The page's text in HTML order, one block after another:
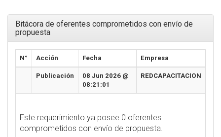
Bitácora de oferentes comprometidos con envío de
propuesta
N° Acción Fecha Empresa
Publicación
08 Jun 2026 @
08:21:01
REDCAPACITACION
Este requerimiento ya posee 0 oferentes
comprometidos con envío de propuesta.